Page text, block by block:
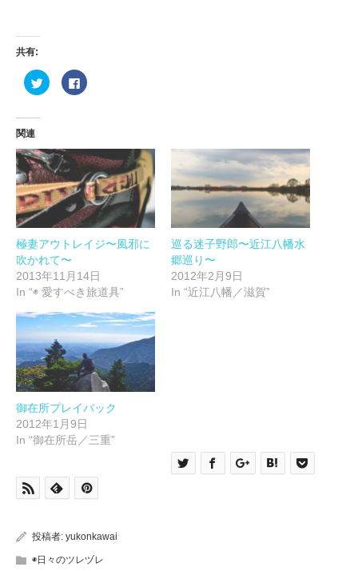
共有:
ク
リ
で
共
有
(新
し
い
ウ
ィ
ン
ウ
開
き
ま
す)
Facebook
で
は
ク
リ
ッ
ク
し
て
く
だ
い
(新
い
ウ
ィ
ン
ド
ウ
で
開
き
ま
す)
関連
極妻アウトレイジ〜風邪に
吹かれて〜
2013年11月14日
In “◉ 愛すべき旅道具”
巡る迷子野郎〜近江八幡水
郷巡り〜
2012年2月9日
In “近江八幡／滋賀”
御在所プレイバック
2012年1月9日
In “御在所岳／三重”
投稿者: yukonkawai
◉日々のツレヅレ